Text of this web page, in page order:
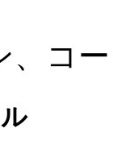
、コ